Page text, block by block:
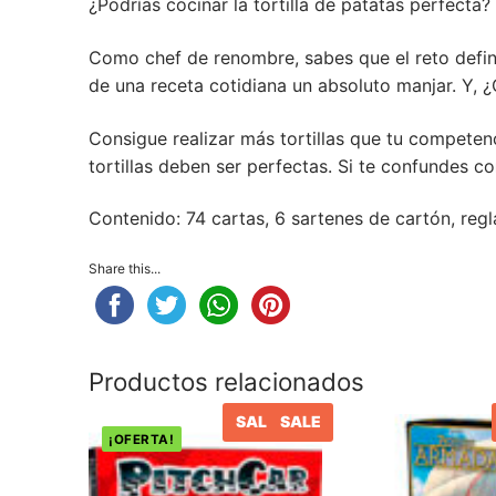
Peluches
Varios
¿Podrías cocinar la tortilla de patatas perfecta?
Como chef de renombre, sabes que el reto
de una receta cotidiana un absoluto manjar. Y,
Consigue realizar más tortillas que tu
tortillas deben ser perfectas. Si te confundes
Contenido: 74 cartas, 6 sartenes de cartón,
Share this...
Productos relacionados
¡OFERTA!
SALE SALE